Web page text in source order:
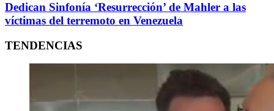
Dedican Sinfonía ‘Resurrección’ de Mahler a las
víctimas del terremoto en Venezuela
TENDENCIAS